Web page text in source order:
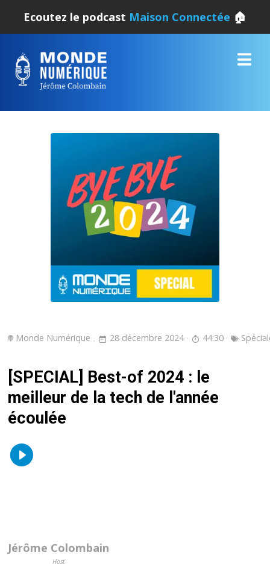
Ecoutez le podcast Maison Connectée 🏠
Monde Numérique 28 décembre 2024 44:30
[SPECIAL] Best-of 2024 : le
meilleur de la tech de l'année
écoulée
Jérôme Colombain
Host